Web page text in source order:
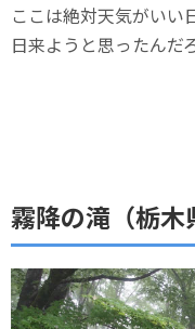
ここは絶対天気がいい
日来ようと思ったんだ
霧降の滝（栃木